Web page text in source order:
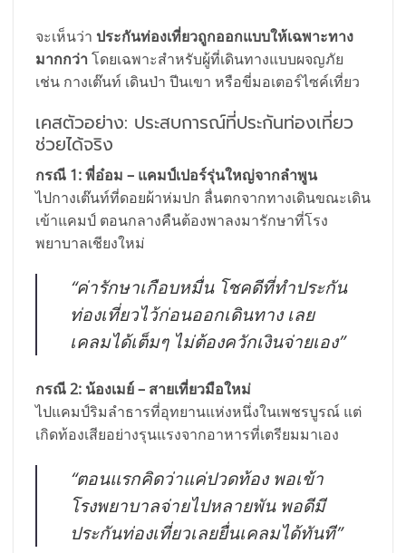
จะเห็นว่า ประกันท่องเที่ยวถูกออกแบบให้เฉพาะทาง
มากกว่า โดยเฉพาะสำหรับผู้ที่เดินทางแบบผจญภัย
เช่น กางเต๊นท์ เดินป่า ปีนเขา หรือขี่มอเตอร์ไซค์เที่ยว
เคสตัวอย่าง: ประสบการณ์ที่ประกันท่องเที่ยว
ช่วยได้จริง
กรณี 1: พี่อ๋อม – แคมป์เปอร์รุ่นใหญ่จากลำพูน
ไปกางเต๊นท์ที่ดอยผ้าห่มปก ลื่นตกจากทางเดินขณะเดิน
เข้าแคมป์ ตอนกลางคืนต้องพาลงมารักษาที่โรง
พยาบาลเชียงใหม่
“ค่ารักษาเกือบหมื่น โชคดีที่ทำประกัน
ท่องเที่ยวไว้ก่อนออกเดินทาง เลย
เคลมได้เต็มๆ ไม่ต้องควักเงินจ่ายเอง”
กรณี 2: น้องเมย์ – สายเที่ยวมือใหม่
ไปแคมป์ริมลำธารที่อุทยานแห่งหนึ่งในเพชรบูรณ์ แต่
เกิดท้องเสียอย่างรุนแรงจากอาหารที่เตรียมมาเอง
“ตอนแรกคิดว่าแค่ปวดท้อง พอเข้า
โรงพยาบาลจ่ายไปหลายพัน พอดีมี
ประกันท่องเที่ยวเลยยื่นเคลมได้ทันที”